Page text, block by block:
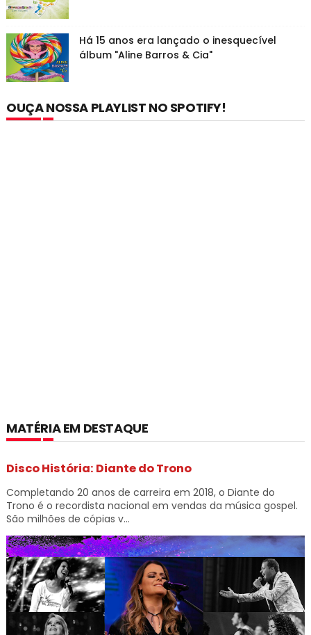
Há 15 anos era lançado o inesquecível
álbum "Aline Barros & Cia"
OUÇA NOSSA PLAYLIST NO SPOTIFY!
MATÉRIA EM DESTAQUE
Disco História: Diante do Trono
Completando 20 anos de carreira em 2018, o Diante do
Trono é o recordista nacional em vendas da música gospel.
São milhões de cópias v...